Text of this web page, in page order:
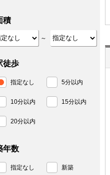
積
～
徒歩
指定なし 5分以内
10分以内 15分以内
20分以内
年数
指定なし 新築